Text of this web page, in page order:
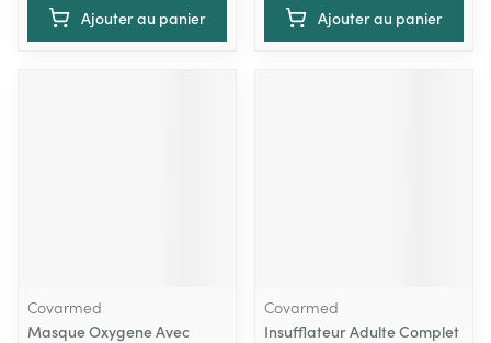
Ajouter au panier Ajouter au panier
Covarmed
Masque Oxygene Avec
Covarmed
Insufflateur Adulte Complet